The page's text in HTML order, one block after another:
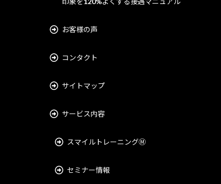
お客様の声
コンタクト
サイトマップ
サービス内容
スマイルトレーニングⓂ︎
セミナー情報